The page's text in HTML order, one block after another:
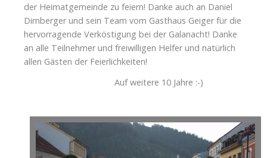
der Heimatgemeinde zu feiern! Danke auch an Daniel
Dirnberger und sein Team vom Gasthaus Geiger für die
hervorragende Verköstigung bei der Galanacht! Danke
an alle Teilnehmer und freiwilligen Helfer und natürlich
allen Gästen der Feierlichkeiten!
Auf weitere 10 Jahre :-)